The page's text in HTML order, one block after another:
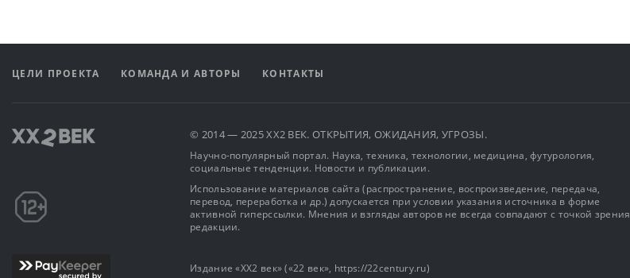
ЦЕЛИ ПРОЕКТА КОМАНДА И АВТОРЫ КОНТАКТЫ
© 2014 — 2025 XX2 ВЕК. ОТКРЫТИЯ, ОЖИДАНИЯ, УГРОЗЫ.
Научно-популярный портал. Наука, техника, технологии, медицина, футурология,
социальные тенденции. Новости и публикации.
Использование материалов сайта (распространение, воспроизведение, передача,
перевод, переработка и др.) допускается при условии указания источника в форме
активной гиперссылки. Мнения и взгляды авторов не всегда совпадают с точкой зрения
редакции.
Издание «XX2 век» («22 век», https://22century.ru)